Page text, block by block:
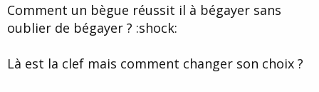
e
Comment un bègue réussit il à bégayer sans
oublier de bégayer ? :shock:
Là est la clef mais comment changer son choix ?